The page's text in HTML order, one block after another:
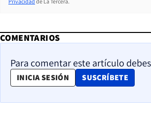
COMENTARIOS
Para comentar este artículo
INICIA SESIÓN SUSCRÍBETE
OPENS IN NEW